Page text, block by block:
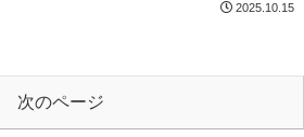
2025.10.15
次のページ